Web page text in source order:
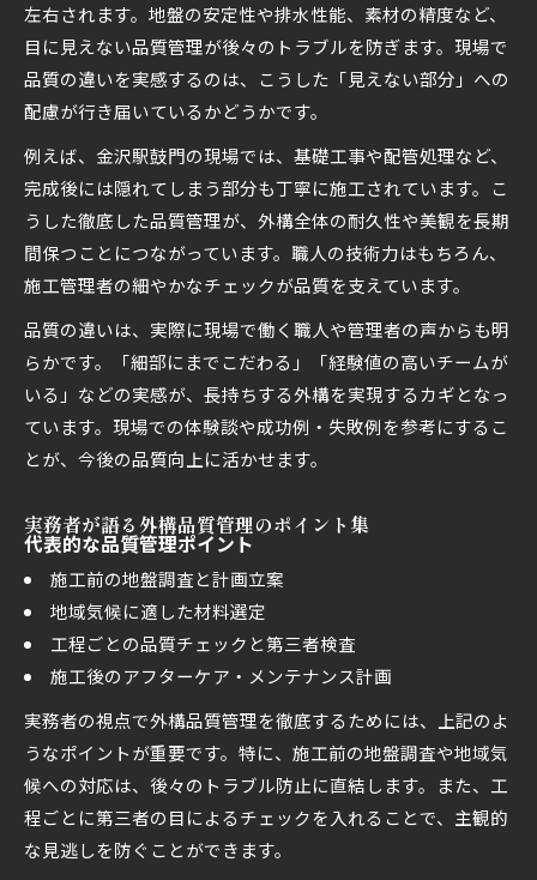
左右されます。地盤の安定性や排水性能、素材の精度など、
目に見えない品質管理が後々のトラブルを防ぎます。現場で
品質の違いを実感するのは、こうした「見えない部分」への
配慮が行き届いているかどうかです。
例えば、金沢駅鼓門の現場では、基礎工事や配管処理など、
完成後には隠れてしまう部分も丁寧に施工されています。こ
うした徹底した品質管理が、外構全体の耐久性や美観を長期
間保つことにつながっています。職人の技術力はもちろん、
施工管理者の細やかなチェックが品質を支えています。
品質の違いは、実際に現場で働く職人や管理者の声からも明
らかです。「細部にまでこだわる」「経験値の高いチームが
いる」などの実感が、長持ちする外構を実現するカギとなっ
ています。現場での体験談や成功例・失敗例を参考にするこ
とが、今後の品質向上に活かせます。
実務者が語る外構品質管理のポイント集
代表的な品質管理ポイント
施工前の地盤調査と計画立案
地域気候に適した材料選定
工程ごとの品質チェックと第三者検査
施工後のアフターケア・メンテナンス計画
実務者の視点で外構品質管理を徹底するためには、上記のよ
うなポイントが重要です。特に、施工前の地盤調査や地域気
候への対応は、後々のトラブル防止に直結します。また、工
程ごとに第三者の目によるチェックを入れることで、主観的
な見逃しを防ぐことができます。